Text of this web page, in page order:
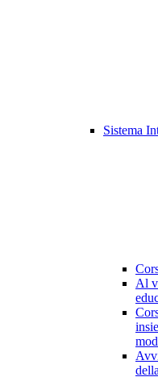
Sistema
Al